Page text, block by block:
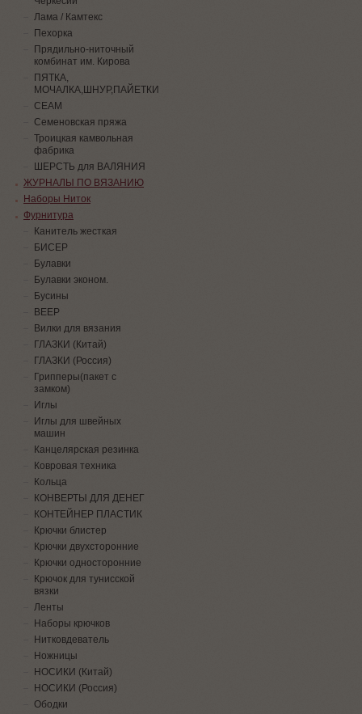
Лама / Камтекс
Пехорка
Прядильно-ниточный
комбинат им. Кирова
ПЯТКА,
МОЧАЛКА,ШНУР,ПАЙЕТКИ
СЕАМ
Семеновская пряжа
Троицкая камвольная
фабрика
ШЕРСТЬ для ВАЛЯНИЯ
ЖУРНАЛЫ ПО ВЯЗАНИЮ
Наборы Ниток
Фурнитура
Канитель жесткая
БИСЕР
Булавки
Булавки эконом.
Бусины
ВЕЕР
Вилки для вязания
ГЛАЗКИ (Китай)
ГЛАЗКИ (Россия)
Грипперы(пакет с
замком)
Иглы
Иглы для швейных
машин
Канцелярская резинка
Ковровая техника
Кольца
КОНВЕРТЫ ДЛЯ ДЕНЕГ
КОНТЕЙНЕР ПЛАСТИК
Крючки блистер
Крючки двухсторонние
Крючки односторонние
Крючок для тунисской
вязки
Ленты
Наборы крючков
Нитковдеватель
Ножницы
НОСИКИ (Китай)
НОСИКИ (Россия)
Ободки